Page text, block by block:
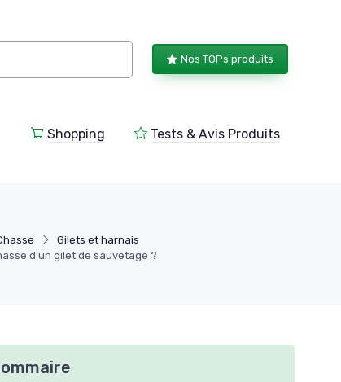
Nos TOPs produits
Shopping Tests & Avis Produits
Gilets et harnais
d’un gilet de sauvetage ?